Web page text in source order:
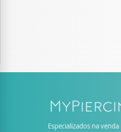
Especializados na